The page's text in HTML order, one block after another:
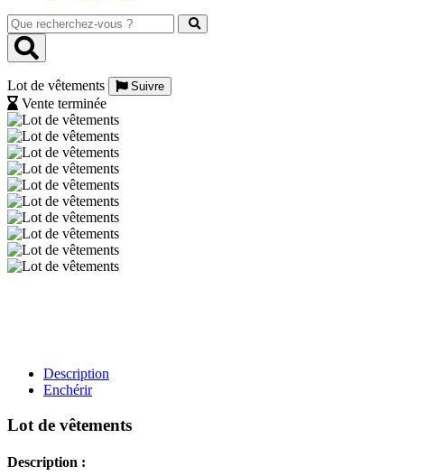
Que
recherchez-
vous
Lot de vêtements
Suivre
Vente terminée
Description
Enchérir
Lot de vêtements
Description :